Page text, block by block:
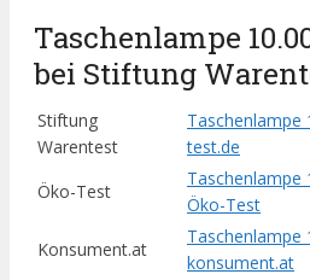
Taschenlampe
bei Stiftung
Stiftung
Warentest
Taschenlampe
test.de
Öko-Test
Taschenlampe
Öko-Test
Konsument.at
Taschenlampe
konsument.at